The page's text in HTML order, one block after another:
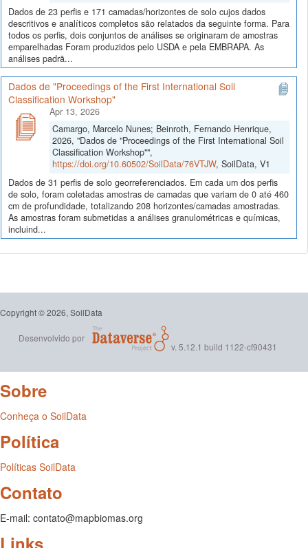
Dados de 23 perfis e 171 camadas/horizontes de solo cujos dados
descritivos e analíticos completos são relatados da seguinte forma. Para
todos os perfis, dois conjuntos de análises se originaram de amostras
emparelhadas Foram produzidos pelo USDA e pela EMBRAPA. As
análises padrã...
Dados de "Proceedings of the First International Soil
Classification Workshop"
Apr 13, 2026
Camargo, Marcelo Nunes; Beinroth, Fernando Henrique,
2026, "Dados de "Proceedings of the First International Soil
Classification Workshop"",
https://doi.org/10.60502/SoilData/76VTJW, SoilData, V1
Dados de 31 perfis de solo georreferenciados. Em cada um dos perfis
de solo, foram coletadas amostras de camadas que variam de 0 até 460
cm de profundidade, totalizando 208 horizontes/camadas amostradas.
As amostras foram submetidas a análises granulométricas e químicas,
incluind...
Copyright © 2026, SoilData
Desenvolvido por
v. 5.12.1 build 1122-cf90431
Sobre
Conheça o SoilData
Política
Políticas SoilData
Contato
E-mail: contato@mapbiomas.org
Links